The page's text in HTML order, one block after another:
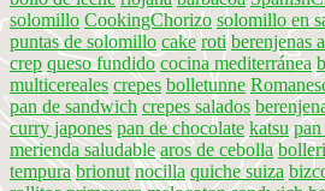
solomillo CookingChorizo solomillo en
puntas de solomillo cake roti berenjenas
crep queso fundido cocina mediterránea
multicereales crepes bolletunne
pan de sandwich crepes salados
curry japones pan de chocolate katsu pan
merienda saludable aros de cebolla
tempura brionut nocilla quiche suiza